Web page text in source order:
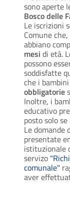
sono aperte
Bosco delle
Le iscrizioni
Comune
abbiano
mesi di età.
possono
soddisfatte
che i
obbligatorie
Inoltre, i
educativo
posto solo se
Le domande
presentate
istituzionale
servizo
comunale"
aver